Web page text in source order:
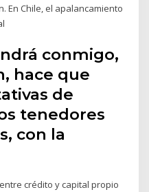
En Chile, el apalancamiento
conmigo,
hace que
de
tenedores
con la
crédito y capital propio